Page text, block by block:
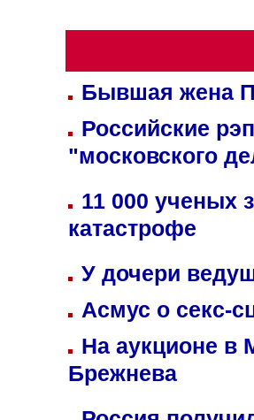
Бывшая жена
Российские
"московского
11 000 ученых
катастрофе
У дочери
Асмус о секс-
На аукционе в
Брежнева